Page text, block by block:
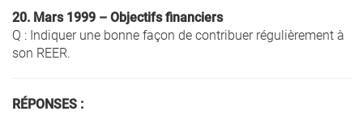
20. Mars 1999 – Objectifs financiers
Q : Indiquer une bonne façon de contribuer régulièrement à
son REER.
RÉPONSES :